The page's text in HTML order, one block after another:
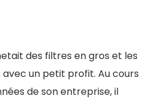
des filtres en gros et les
avec un petit profit. Au cours
de son entreprise, il